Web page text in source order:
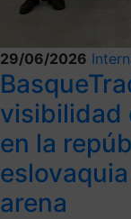
29/06/2026
visibilidad
en la
arena